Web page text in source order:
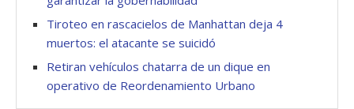
Tiroteo en rascacielos de Manhattan deja 4
muertos: el atacante se suicidó
Retiran vehículos chatarra de un dique en
operativo de Reordenamiento Urbano